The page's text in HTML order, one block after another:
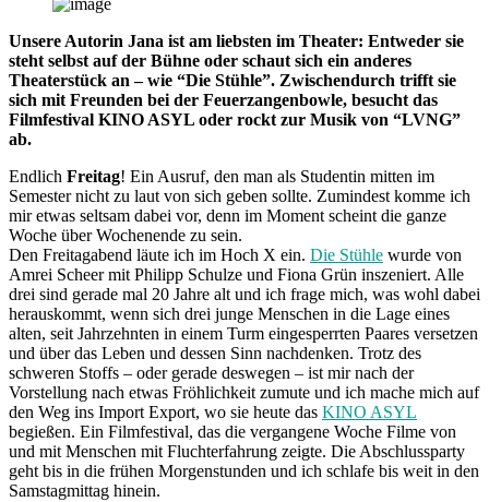
Unsere Autorin Jana ist am liebsten im Theater: Entweder sie
steht selbst auf der Bühne oder schaut sich ein anderes
Theaterstück an – wie “Die Stühle”. Zwischendurch trifft sie
sich mit Freunden bei der Feuerzangenbowle, besucht das
Filmfestival KINO ASYL oder rockt zur Musik von “LVNG”
ab.
Endlich Freitag! Ein Ausruf, den man als Studentin mitten im
Semester nicht zu laut von sich geben sollte. Zumindest komme ich
mir etwas seltsam dabei vor, denn im Moment scheint die ganze
Woche über Wochenende zu sein.
Den Freitagabend läute ich im Hoch X ein. Die Stühle wurde von
Amrei Scheer mit Philipp Schulze und Fiona Grün inszeniert. Alle
drei sind gerade mal 20 Jahre alt und ich frage mich, was wohl dabei
herauskommt, wenn sich drei junge Menschen in die Lage eines
alten, seit Jahrzehnten in einem Turm eingesperrten Paares versetzen
und über das Leben und dessen Sinn nachdenken. Trotz des
schweren Stoffs – oder gerade deswegen – ist mir nach der
Vorstellung nach etwas Fröhlichkeit zumute und ich mache mich auf
den Weg ins Import Export, wo sie heute das KINO ASYL
begießen. Ein Filmfestival, das die vergangene Woche Filme von
und mit Menschen mit Fluchterfahrung zeigte. Die Abschlussparty
geht bis in die frühen Morgenstunden und ich schlafe bis weit in den
Samstagmittag hinein.